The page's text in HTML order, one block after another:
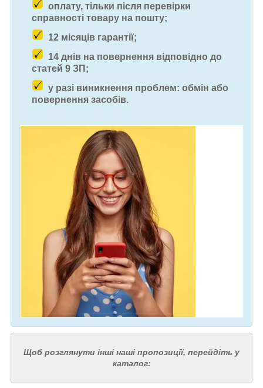
оплату, тільки після перевірки
справності товару на пошту;
12 місяців гарантії;
14 днів на повернення відповідно до
статей 9 ЗП;
у разі виникнення проблем: обмін або
повернення засобів.
Щоб розглянути інші наші пропозиції, перейдіть у
каталог: